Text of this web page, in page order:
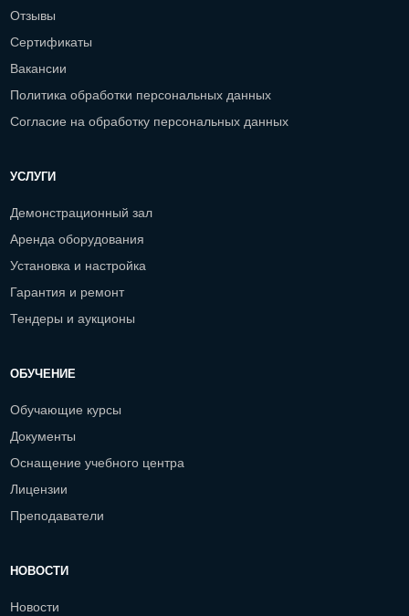
Отзывы
Сертификаты
Вакансии
Политика обработки персональных данных
Согласие на обработку персональных данных
УСЛУГИ
Демонстрационный зал
Аренда оборудования
Установка и настройка
Гарантия и ремонт
Тендеры и аукционы
ОБУЧЕНИЕ
Обучающие курсы
Документы
Оснащение учебного центра
Лицензии
Преподаватели
НОВОСТИ
Новости